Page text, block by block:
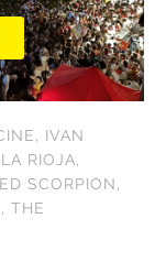
, IVAN
LA RIOJA,
SCORPION,
, THE